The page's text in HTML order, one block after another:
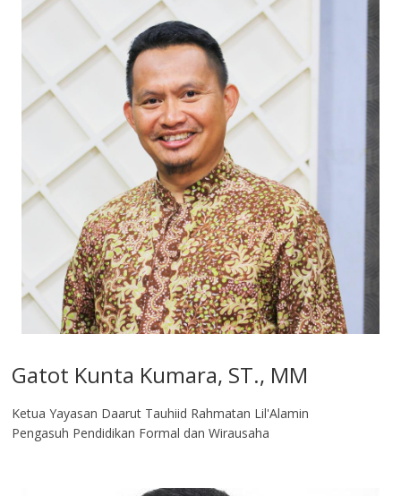
Gatot Kunta Kumara, ST., MM
Ketua Yayasan Daarut Tauhiid Rahmatan Lil'Alamin
Pengasuh Pendidikan Formal dan Wirausaha